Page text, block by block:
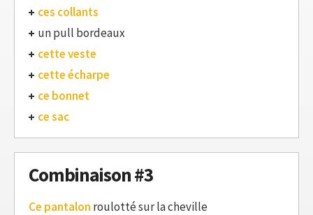
ces collants
un pull bordeaux
cette veste
cette écharpe
ce bonnet
ce sac
Combinaison #3
Ce pantalon roulotté sur la cheville